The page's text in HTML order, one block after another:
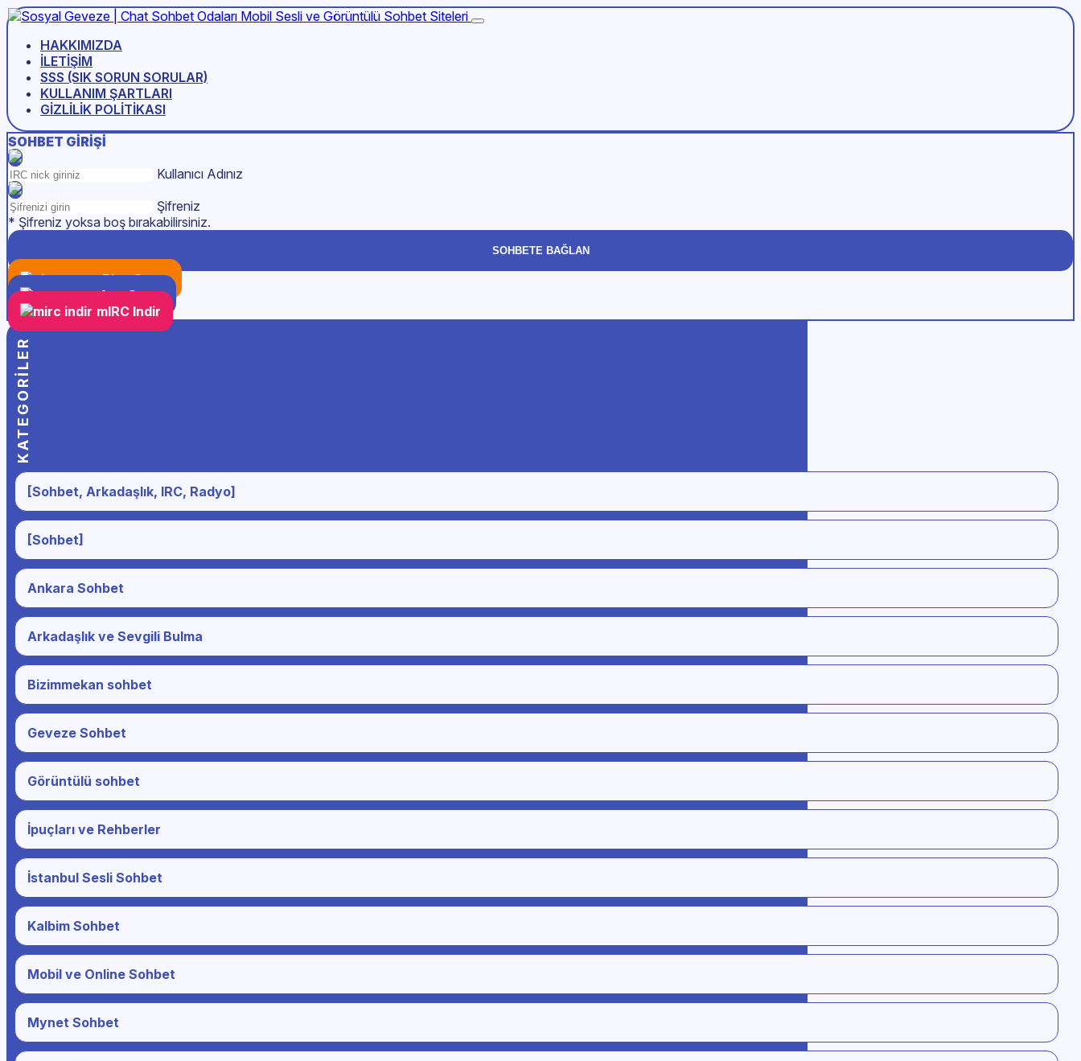
HAKKIMIZDA
İLETIŞIM
SSS (SIK SORUN SORULAR)
KULLANIM ŞARTLARI
GIZLILIK POLITIKASI
SOHBET GIRIŞI
Kullanıcı Adınız
Şifreniz
* Şifreniz yoksa boş bırakabilirsiniz.
SOHBETE BAĞLAN
Play Store
App Store
mIRC Indir
KATEGORILER
[Sohbet, Arkadaşlık, IRC, Radyo]
[Sohbet]
Ankara Sohbet
Arkadaşlık ve Sevgili Bulma
Bizimmekan sohbet
Geveze Sohbet
Görüntülü sohbet
İpuçları ve Rehberler
İstanbul Sesli Sohbet
Kalbim Sohbet
Mobil ve Online Sohbet
Mynet Sohbet